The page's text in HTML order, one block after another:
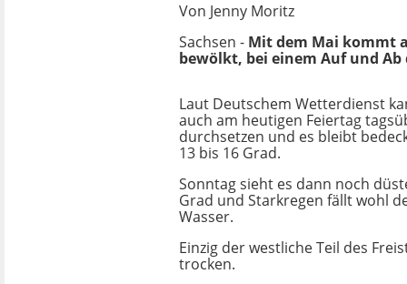
Von Jenny Moritz
Sachsen - Mit dem Mai kommt
bewölkt, bei einem Auf und
Laut Deutschem Wetterdienst
auch am heutigen Feiertag
durchsetzen und es bleibt
13 bis 16 Grad.
Sonntag sieht es dann noch
Grad und Starkregen fällt wohl
Wasser.
Einzig der westliche Teil des
trocken.